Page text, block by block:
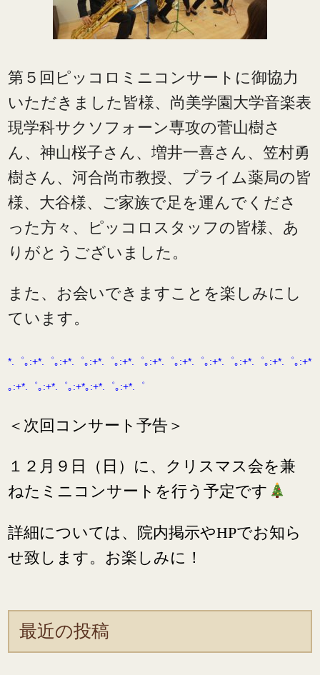
第５回ピッコロミニコンサートに御協力
いただきました皆様、尚美学園大学音楽表
現学科サクソフォーン専攻の菅山樹さ
ん、神山桜子さん、増井一喜さん、笠村勇
樹さん、河合尚市教授、プライム薬局の皆
様、大谷様、ご家族で足を運んでくださ
った方々、ピッコロスタッフの皆様、あ
りがとうございました。
また、お会いできますことを楽しみにし
ています。
*.゜｡:+*.゜｡:+*.゜｡:+*.゜｡:+*.゜｡:+*.゜｡:+*.゜｡:+*.゜｡:+*.゜｡:+*.゜｡:+*
｡:+*.゜｡:+*.゜｡:+*｡:+*.゜｡:+*.゜
＜次回コンサート予告＞
１２月９日（日）に、クリスマス会を兼
ねたミニコンサートを行う予定です
詳細については、院内掲示やHPでお知ら
せ致します。お楽しみに！
最近の投稿